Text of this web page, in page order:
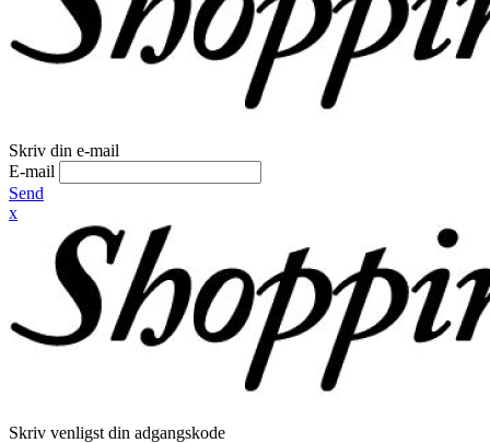
Skriv din e-mail
E-mail
Send
x
Skriv venligst din adgangskode